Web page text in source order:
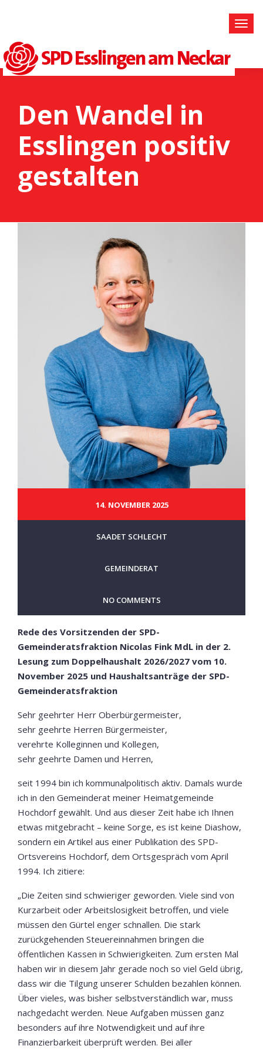
Den Wandel in
Esslingen positiv
gestalten
14. NOVEMBER 2025
SAADET SCHLECHT
GEMEINDERAT
NO COMMENTS
Rede des Vorsitzenden der SPD-
Gemeinderatsfraktion Nicolas Fink MdL in der 2.
Lesung zum Doppelhaushalt 2026/2027 vom 10.
November 2025 und Haushaltsanträge der SPD-
Gemeinderatsfraktion
Sehr geehrter Herr Oberbürgermeister,
sehr geehrte Herren Bürgermeister,
verehrte Kolleginnen und Kollegen,
sehr geehrte Damen und Herren,
seit 1994 bin ich kommunalpolitisch aktiv. Damals wurde
ich in den Gemeinderat meiner Heimatgemeinde
Hochdorf gewählt. Und aus dieser Zeit habe ich Ihnen
etwas mitgebracht – keine Sorge, es ist keine Diashow,
sondern ein Artikel aus einer Publikation des SPD-
Ortsvereins Hochdorf, dem Ortsgespräch vom April
1994. Ich zitiere:
„Die Zeiten sind schwieriger geworden. Viele sind von
Kurzarbeit oder Arbeitslosigkeit betroffen, und viele
müssen den Gürtel enger schnallen. Die stark
zurückgehenden Steuereinnahmen bringen die
öffentlichen Kassen in Schwierigkeiten. Zum ersten Mal
haben wir in diesem Jahr gerade noch so viel Geld übrig,
dass wir die Tilgung unserer Schulden bezahlen können.
Über vieles, was bisher selbstverständlich war, muss
nachgedacht werden. Neue Aufgaben müssen ganz
besonders auf ihre Notwendigkeit und auf ihre
Finanzierbarkeit überprüft werden. Bei aller